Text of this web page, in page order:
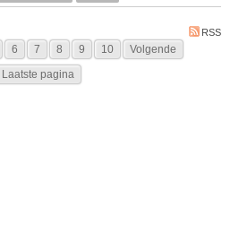
RSS
6 7 8 9 10
Volgende
Laatste pagina